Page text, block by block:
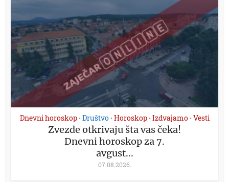
Dnevni horoskop • Društvo • Horoskop • Izdvajamo • Vesti
Zvezde otkrivaju šta vas čeka!
Dnevni horoskop za 7.
avgust...
07.08.2026.